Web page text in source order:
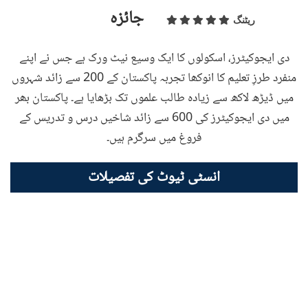
جائزہ ریٹنگ
دی ایجوکیٹرز، اسکولوں کا ایک وسیع نیٹ ورک ہے جس نے اپنے
منفرد طرزِ تعلیم کا انوکھا تجربہ پاکستان کے 200 سے زائد شہروں
میں ڈیڑھ لاکھ سے زیادہ طالب علموں تک بڑھایا ہے۔ پاکستان بھر
میں دی ایجوکیٹرز کی 600 سے زائد شاخیں درس و تدریس کے
فروغ میں سرگرم ہیں۔
انسٹی ٹیوٹ کی تفصیلات